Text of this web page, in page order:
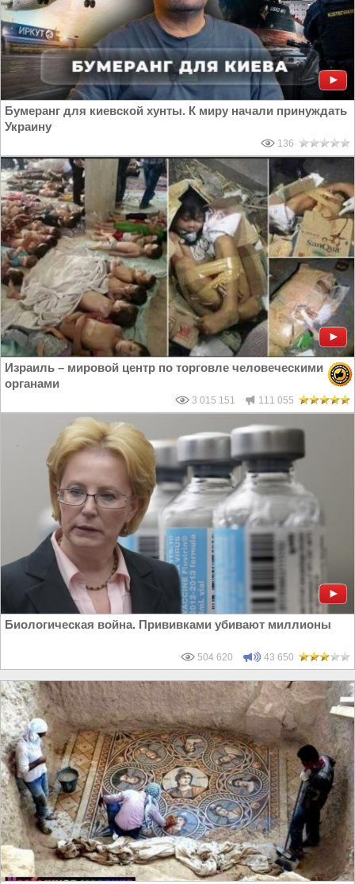
Бумеранг для киевской хунты. К миру начали принуждать
Украину
136
Израиль – мировой центр по торговле человеческими
органами
3 015 151 111 055
Биологическая война. Прививками убивают миллионы
504 620 43 650